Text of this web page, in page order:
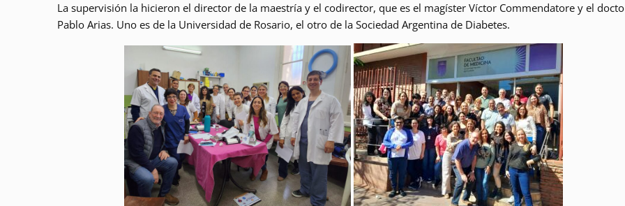
La supervisión la hicieron el director de la maestría y el codirector, que es el magíster Víctor Commendatore y el
Pablo Arias. Uno es de la Universidad de Rosario, el otro de la Sociedad Argentina de Diabetes.